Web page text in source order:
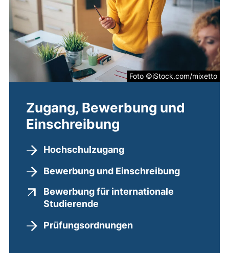
Zugang, Bewerbung und
Einschreibung
Hochschulzugang
Bewerbung und Einschreibung
Bewerbung für internationale
Studierende
Prüfungsordnungen
Foto ©iStock.com/mixetto